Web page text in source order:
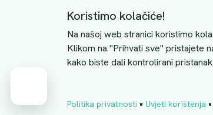
Cart
JIB: 4228063510004
Koristimo kolačiće!
Na našoj web stranici koristimo
Klikom na "Prihvati sve" pristajete
kako biste dali kontrolirani pristanak.
Politika privatnosti • Uvjeti korištenja •